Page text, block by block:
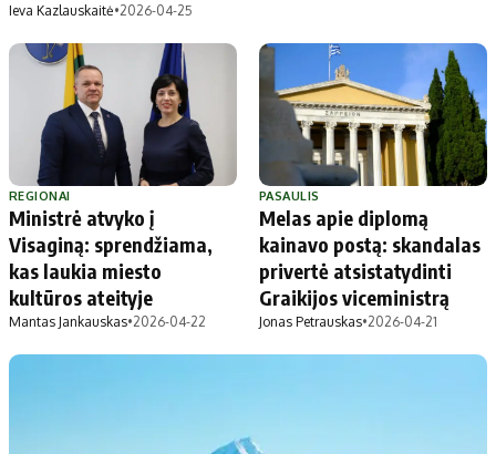
Apie mus
Autoriai
Kontaktai
Privatumo politika
Redakcijos politika
Receptai
Ieva Kazlauskaitė•2026-04-25
REGIONAI
Ministrė atvyko į
Visaginą: sprendžiama,
kas laukia miesto
kultūros ateityje
Mantas Jankauskas•2026-04-22
PASAULIS
Melas apie diplomą
kainavo postą: skandalas
privertė atsistatydinti
Graikijos viceministrą
Jonas Petrauskas•2026-04-21